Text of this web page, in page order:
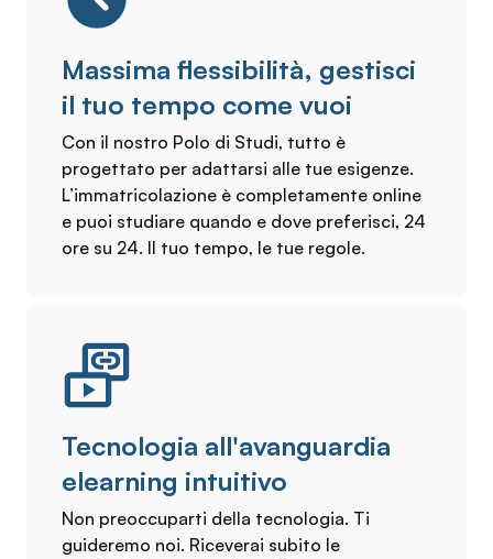
Massima flessibilità, gestisci
il tuo tempo come vuoi
Con il nostro Polo di Studi, tutto è
progettato per adattarsi alle tue esigenze.
L’immatricolazione è completamente online
e puoi studiare quando e dove preferisci, 24
ore su 24. Il tuo tempo, le tue regole.
Tecnologia all'avanguardia
elearning intuitivo
Non preoccuparti della tecnologia. Ti
guideremo noi. Riceverai subito le